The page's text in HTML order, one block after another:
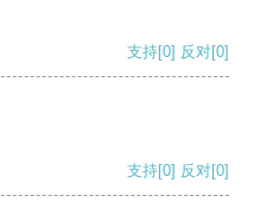
支持[0] 反对[0]
支持[0] 反对[0]